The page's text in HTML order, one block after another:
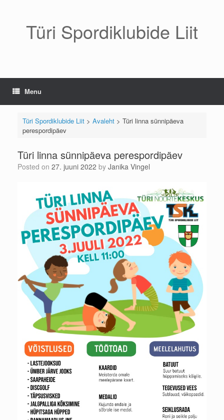
Türi Spordiklubide Liit
Menu
Türi Spordiklubide Liit> Avaleht> Türi linna sünnipäeva
perespordipäev
Türi linna sünnipäeva perespordipäev
Posted on 27. juuni 2022 by Janika Vingel